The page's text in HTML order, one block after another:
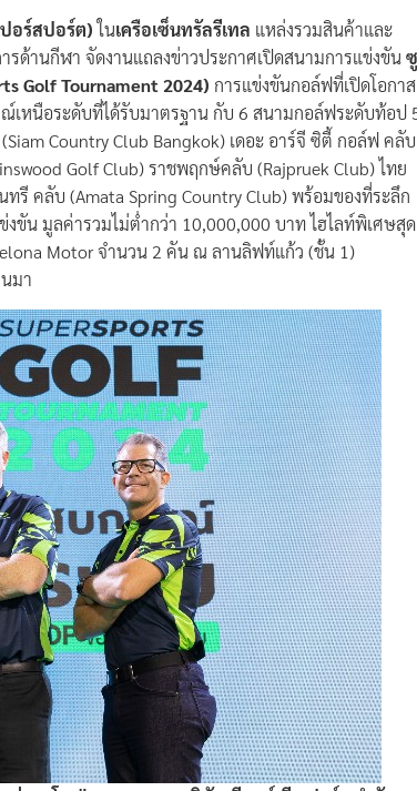
อร์สปอร์ต) ใน เครือเซ็นทรัลรีเทล
านกีฬา จัดงานแถลงข่าวประกาศเปิดสนามการแข่งขัน
Golf Tournament 2024)การแข่งขันกอล์ฟที่เปิดโอกาส
หนือระดับที่ได้รับมาตรฐาน กับ 6 สนามกอล์ฟระดับท้อป 5
Country Club Bangkok) เดอะ อาร์จี ซิตี้ กอล์ฟ คลับ
Golf Club) ราชพฤกษ์คลับ (Rajpruek Club) ไทย
รี คลับ (Amata Spring Country Club) พร้อมของที่ระลึก
น มูลค่ารวมไม่ต่ำกว่า 10,000,000 บาท ไฮไลท์พิเศษสุด
Motor จำนวน 2 คัน ณ ลานลิฟท์แก้ว (ชั้น 1)
มา
อาวุโส ฝ่ายการตลาด บริษัท ซี อาร์ ซี สปอร์ต จำกัด